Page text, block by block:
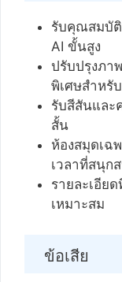
รับคุณสมบัติ
AI ขั้นสูง
ปรับปรุงภา
พิเศษสำหรั
รับสีสันและ
สั้น
ห้องสมุดเฉ
เวลาที่สนุก
รายละเอีย
เหมาะสม
ข้อเสีย